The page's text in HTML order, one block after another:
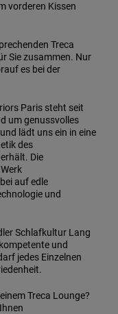
vorderen Kissen
Treca
Sie zusammen. Nur
es bei der
Paris steht seit
um genussvolles
lädt uns ein in eine
des
Die
auf edle
und
Schlafkultur Lang
und
jedes Einzelnen
Treca Lounge?